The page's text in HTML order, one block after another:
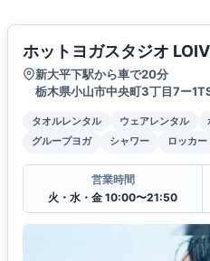
ホットヨガスタジオ
新大平下駅から車で20分
栃木県小山市中央町3丁目7ー
タオルレンタル ウェアレンタル
グループヨガ
シャワー ロッカー
営業時間
火・水・金 10:00〜21:50